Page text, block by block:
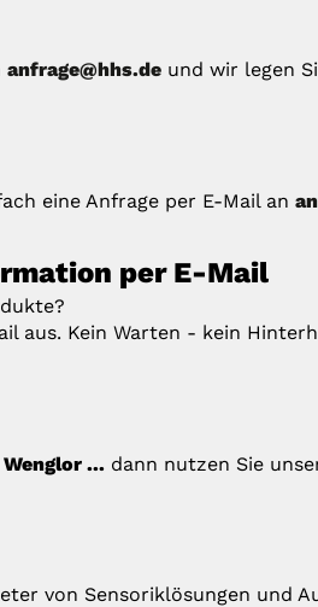
anfrage@hhs.de und wir legen
eine Anfrage per E-Mail an
per E-Mail
aus. Kein Warten - kein
... dann nutzen Sie
von Sensoriklösungen und